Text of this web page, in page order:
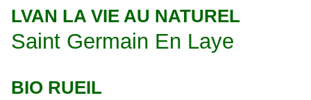
LVAN LA VIE AU NATUREL
Saint Germain En Laye
BIO RUEIL